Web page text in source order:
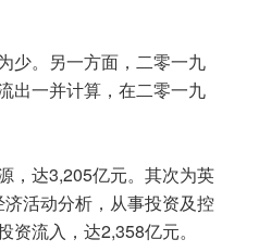
。另一方面，二零一九
出一并计算，在二零一九
达3,205亿元。其次为英
活动分析，从事投资及控
流入，达2,358亿元。